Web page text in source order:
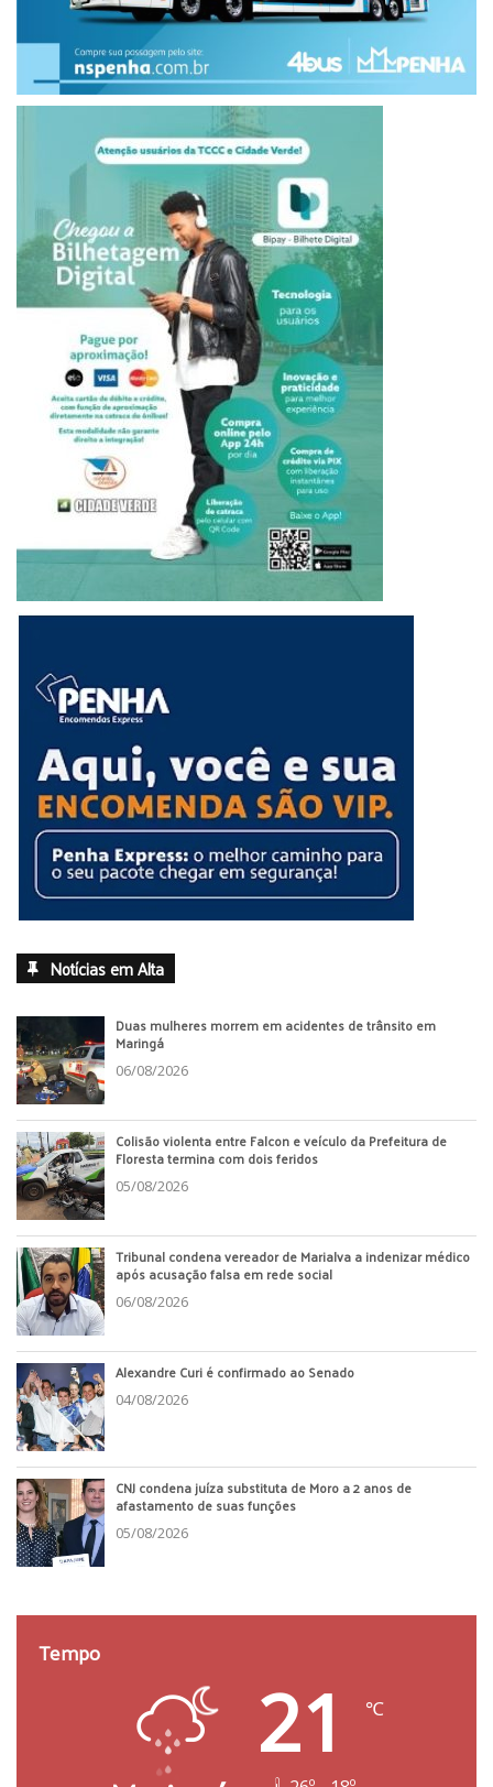
Notícias em Alta
Duas mulheres morrem em acidentes de trânsito em
Maringá
06/08/2026
Colisão violenta entre Falcon e veículo da Prefeitura de
Floresta termina com dois feridos
05/08/2026
Tribunal condena vereador de Marialva a indenizar médico
após acusação falsa em rede social
06/08/2026
Alexandre Curi é confirmado ao Senado
04/08/2026
CNJ condena juíza substituta de Moro a 2 anos de
afastamento de suas funções
05/08/2026
Tempo
21 ℃